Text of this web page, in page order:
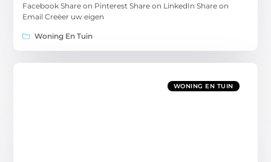
Facebook Share on Pinterest Share on LinkedIn Share on
Email Creëer uw eigen
Woning En Tuin
WONING EN TUIN